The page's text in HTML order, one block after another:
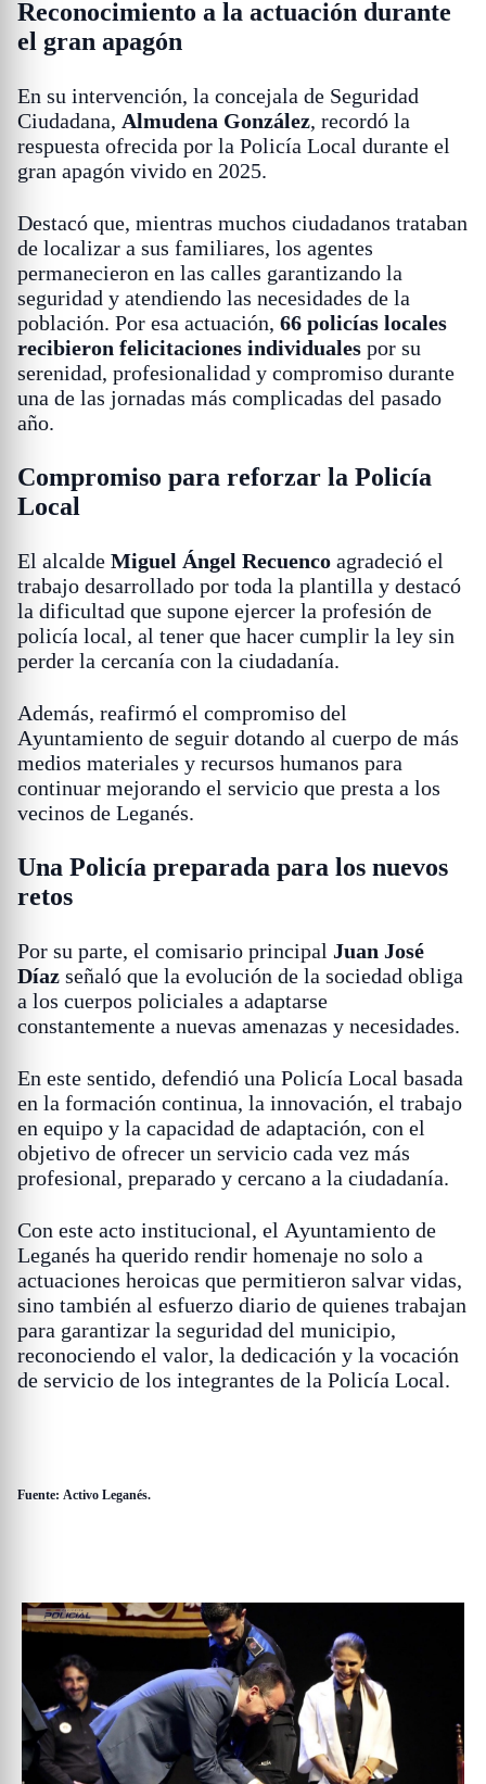
Reconocimiento a la actuación durante
el gran apagón
En su intervención, la concejala de Seguridad
Ciudadana, Almudena González, recordó la
respuesta ofrecida por la Policía Local durante el
gran apagón vivido en 2025.
Destacó que, mientras muchos ciudadanos trataban
de localizar a sus familiares, los agentes
permanecieron en las calles garantizando la
seguridad y atendiendo las necesidades de la
población. Por esa actuación, 66 policías locales
recibieron felicitaciones individuales por su
serenidad, profesionalidad y compromiso durante
una de las jornadas más complicadas del pasado
año.
Compromiso para reforzar la Policía
Local
El alcalde Miguel Ángel Recuenco agradeció el
trabajo desarrollado por toda la plantilla y destacó
la dificultad que supone ejercer la profesión de
policía local, al tener que hacer cumplir la ley sin
perder la cercanía con la ciudadanía.
Además, reafirmó el compromiso del
Ayuntamiento de seguir dotando al cuerpo de más
medios materiales y recursos humanos para
continuar mejorando el servicio que presta a los
vecinos de Leganés.
Una Policía preparada para los nuevos
retos
Por su parte, el comisario principal Juan José
Díaz señaló que la evolución de la sociedad obliga
a los cuerpos policiales a adaptarse
constantemente a nuevas amenazas y necesidades.
En este sentido, defendió una Policía Local basada
en la formación continua, la innovación, el trabajo
en equipo y la capacidad de adaptación, con el
objetivo de ofrecer un servicio cada vez más
profesional, preparado y cercano a la ciudadanía.
Con este acto institucional, el Ayuntamiento de
Leganés ha querido rendir homenaje no solo a
actuaciones heroicas que permitieron salvar vidas,
sino también al esfuerzo diario de quienes trabajan
para garantizar la seguridad del municipio,
reconociendo el valor, la dedicación y la vocación
de servicio de los integrantes de la Policía Local.
Fuente: Activo Leganés.